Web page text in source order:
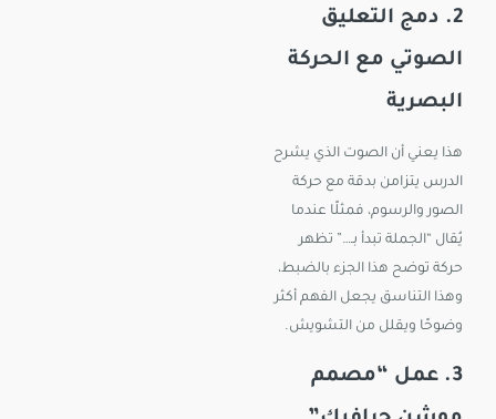
2. دمج
التعليق
الصوتي مع الحركة
البصرية
هذا يعني أن الصوت الذي يشرح
الدرس يتزامن بدقة مع حركة
الصور والرسوم، فمثلًا عندما
يُقال “الجملة تبدأ بـ…” تظهر
حركة توضح هذا الجزء بالضبط،
وهذا التناسق يجعل الفهم أكثر
وضوحًا ويقلل من التشويش.
3. عمل “مصمم